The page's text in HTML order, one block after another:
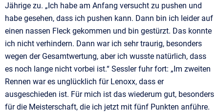
Jährige zu. „Ich habe am Anfang versucht zu pushen und
habe gesehen, dass ich pushen kann. Dann bin ich leider auf
einen nassen Fleck gekommen und bin gestürzt. Das konnte
ich nicht verhindern. Dann war ich sehr traurig, besonders
wegen der Gesamtwertung, aber ich wusste natürlich, dass
es noch lange nicht vorbei ist.“ Sessler fuhr fort: „Im zweiten
Rennen war es unglücklich für Lenoxx, dass er
ausgeschieden ist. Für mich ist das wiederum gut, besonders
für die Meisterschaft, die ich jetzt mit fünf Punkten anführe.